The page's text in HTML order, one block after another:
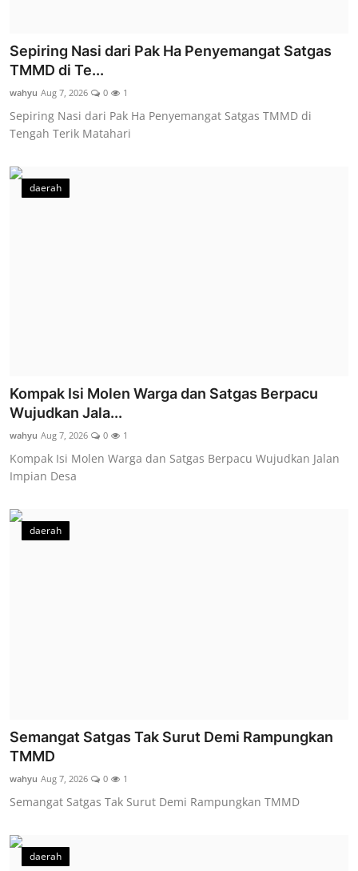
Sepiring Nasi dari Pak Ha Penyemangat Satgas
TMMD di Te...
wahyu Aug 7, 2026 0 1
Sepiring Nasi dari Pak Ha Penyemangat Satgas TMMD di
Tengah Terik Matahari
daerah
Kompak Isi Molen Warga dan Satgas Berpacu
Wujudkan Jala...
wahyu Aug 7, 2026 0 1
Kompak Isi Molen Warga dan Satgas Berpacu Wujudkan Jalan
Impian Desa
daerah
Semangat Satgas Tak Surut Demi Rampungkan
TMMD
wahyu Aug 7, 2026 0 1
Semangat Satgas Tak Surut Demi Rampungkan TMMD
daerah